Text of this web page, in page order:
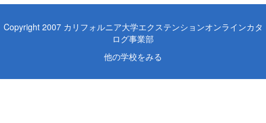
Copyright 2007 カリフォルニア大学エクステンションオンラインカタ
ログ事業部
他の学校をみる